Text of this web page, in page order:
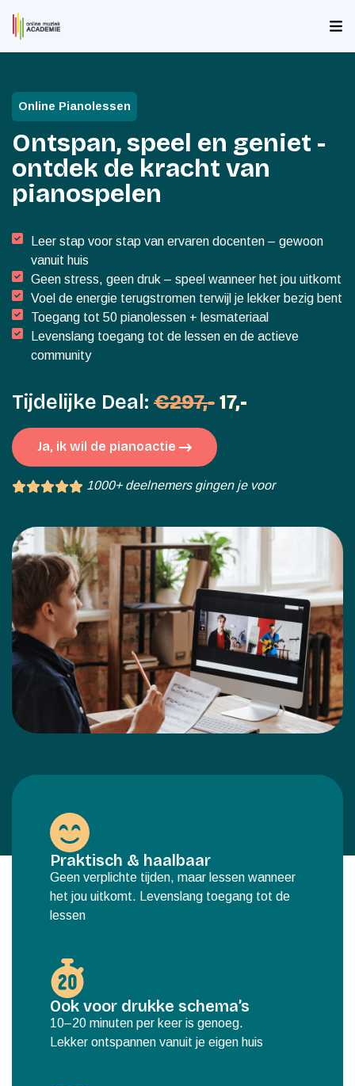
Online Pianolessen
Ontspan, speel en geniet -
ontdek de kracht van
pianospelen
Leer stap voor stap van ervaren docenten – gewoon
vanuit huis
Geen stress, geen druk – speel wanneer het jou uitkomt
Voel de energie terugstromen terwijl je lekker bezig bent
Toegang tot 50 pianolessen + lesmateriaal
Levenslang toegang tot de lessen en de actieve
community
Tijdelijke Deal: €297,- 17,-
Ja, ik wil de pianoactie
1000+ deelnemers gingen je voor
Praktisch & haalbaar
Geen verplichte tijden, maar lessen wanneer
het jou uitkomt. Levenslang toegang tot de
lessen
Ook voor drukke schema’s
10–20 minuten per keer is genoeg.
Lekker ontspannen vanuit je eigen huis